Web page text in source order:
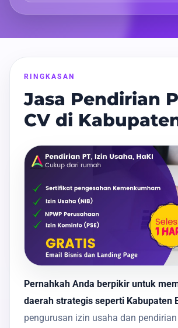
RINGKASAN
Jasa Pendirian
CV di
Pernahkah Anda berpikir untuk
daerah strategis seperti Kabupaten
pengurusan izin usaha dan